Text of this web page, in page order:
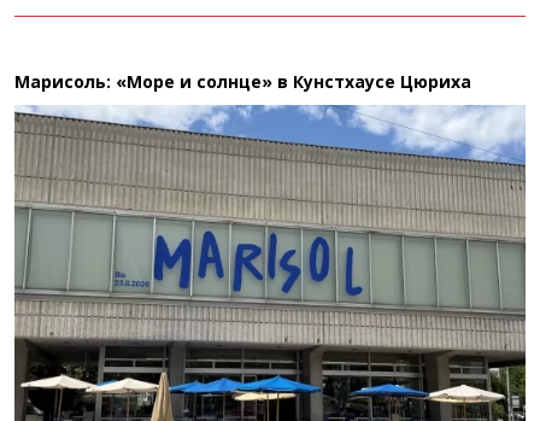
Марисоль: «Море и солнце» в Кунстхаусе Цюриха